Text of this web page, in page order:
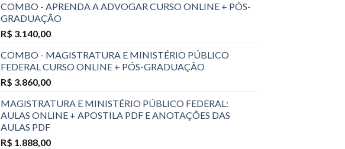
COMBO - APRENDA A ADVOGAR CURSO ONLINE + PÓS-
GRADUAÇÃO
R$ 3.140,00
COMBO - MAGISTRATURA E MINISTÉRIO PÚBLICO
FEDERAL CURSO ONLINE + PÓS-GRADUAÇÃO
R$ 3.860,00
MAGISTRATURA E MINISTÉRIO PÚBLICO FEDERAL:
AULAS ONLINE + APOSTILA PDF E ANOTAÇÕES DAS
AULAS PDF
R$ 1.888,00